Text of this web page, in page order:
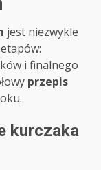
jest niezwykle
i finalnego
przepis
kurczaka